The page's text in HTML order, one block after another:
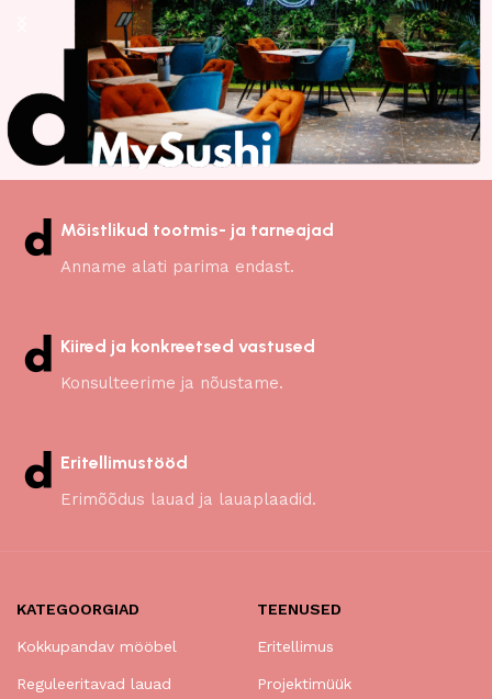
Mõistlikud tootmis- ja tarneajad
Anname alati parima endast.
Kiired ja konkreetsed vastused
Konsulteerime ja nõustame.
Eritellimustööd
Erimõõdus lauad ja lauaplaadid.
KATEGOORGIAD
Kokkupandav mööbel
Reguleeritavad lauad
TEENUSED
Eritellimus
Projektimüük